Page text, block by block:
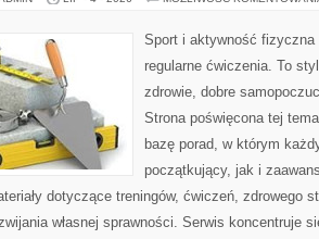
Sport i aktywność
regularne ćwiczenia. To
zdrowie, dobre
Strona poświęcona tej
bazę porad, w którym
początkujący, jak i
dotyczące treningów, ćwiczeń, zdrowego
własnej sprawności. Serwis koncentruje